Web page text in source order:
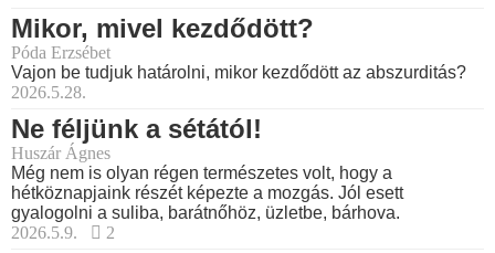
Mikor, mivel kezdődött?
Póda Erzsébet
Vajon be tudjuk határolni, mikor kezdődött az abszurditás?
2026.5.28.
Ne féljünk a sétától!
Huszár Ágnes
Még nem is olyan régen természetes volt, hogy a
hétköznapjaink részét képezte a mozgás. Jól esett
gyalogolni a suliba, barátnőhöz, üzletbe, bárhova.
2026.5.9.
2